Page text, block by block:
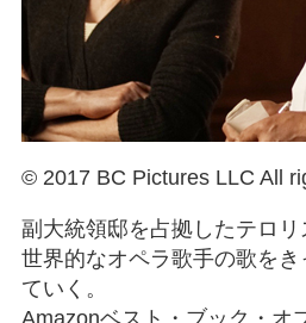
© 2017 BC Pictures LLC All
副大統領邸を占拠したテロリ
世界的なオペラ歌手の歌を
ていく。